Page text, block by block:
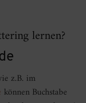
lernen?
z.B. im
können Buchstabe